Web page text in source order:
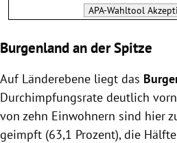
APA-Wahltool
Burgenland an der Spitze
Auf Länderebene liegt das
Durchimpfungsrate deutlich
von zehn Einwohnern sind hier
geimpft (63,1 Prozent), die